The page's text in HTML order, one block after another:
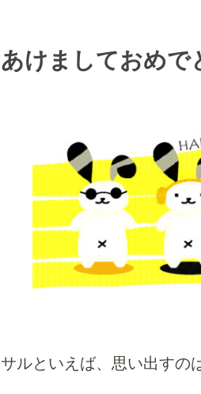
あけましておめで
サルといえば、思い出すの